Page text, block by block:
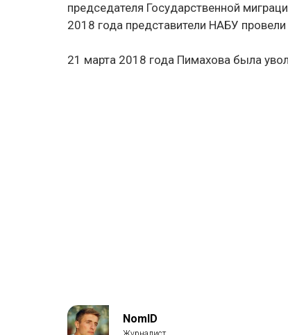
председателя Государственной
2018 года представители НАБУ
21 марта 2018 года Пимахова была
NomID